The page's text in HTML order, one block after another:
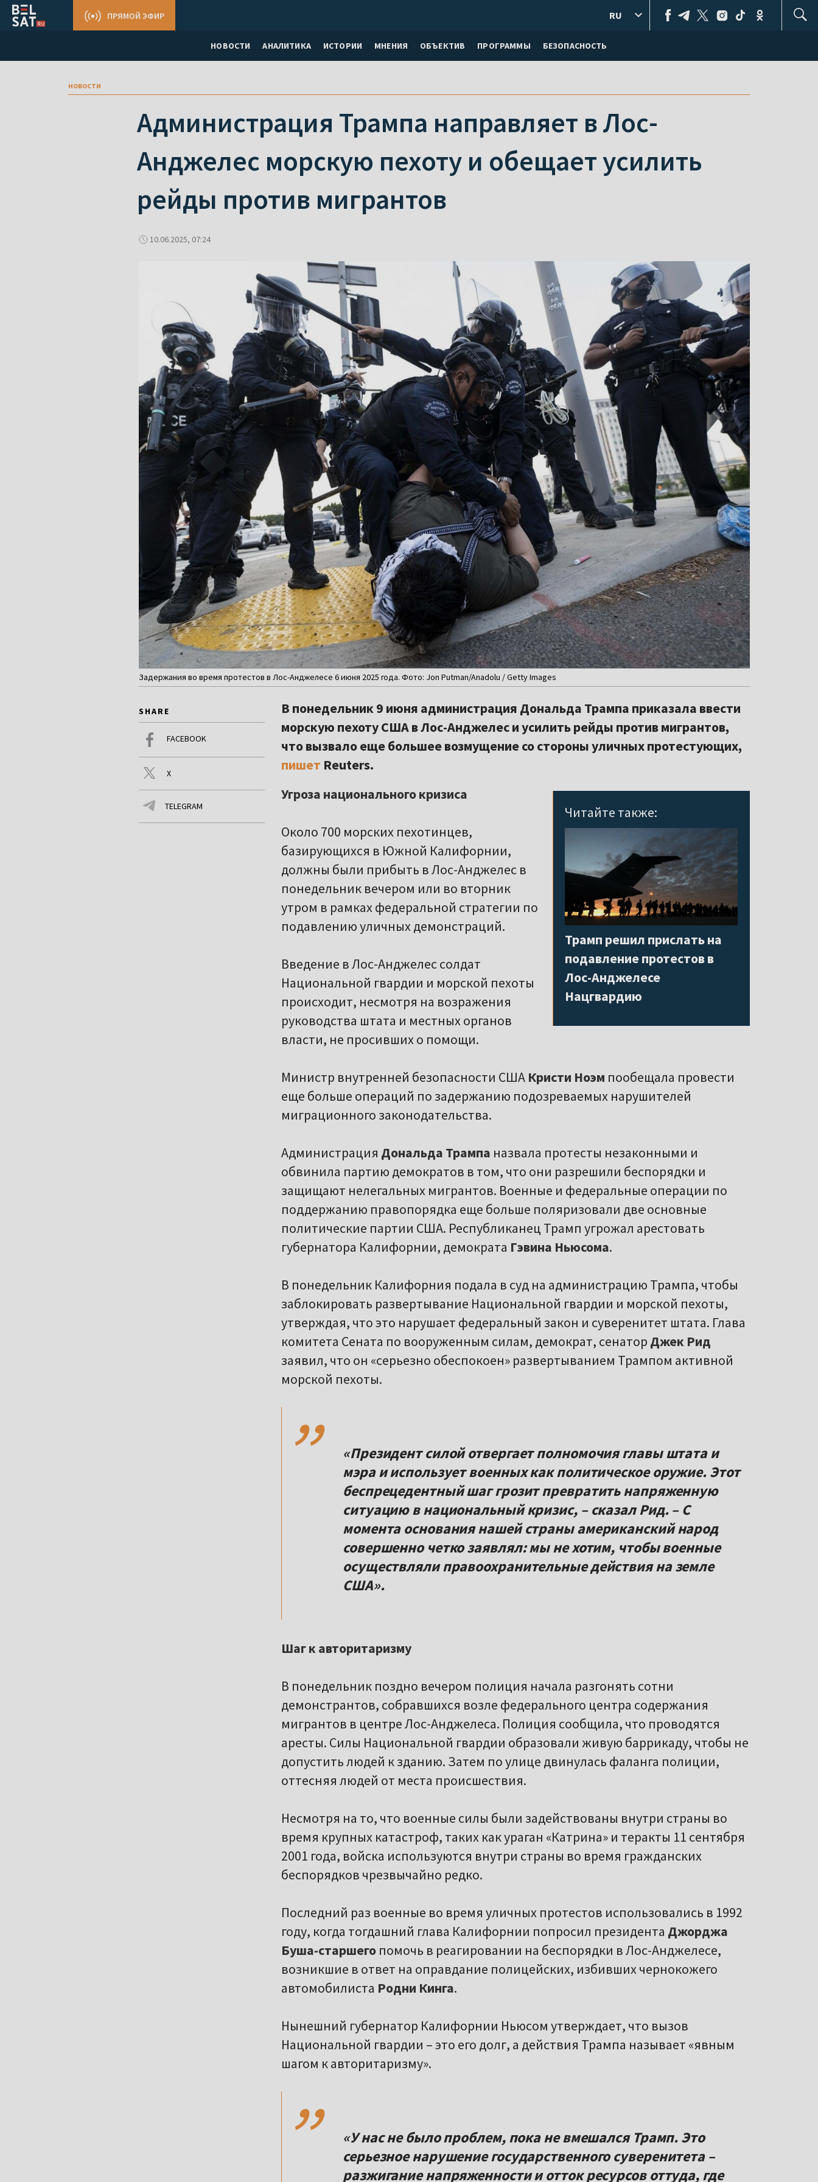
НОВОСТИ АНАЛИТИКА ИСТОРИИ МНЕНИЯ ОБЪЕКТИВ ПРОГРАММЫ БЕЗОПАСНОСТЬ
ПРЯМОЙ ЭФИР RU
новости
Администрация Трампа направляет в Лос-
Анджелес морскую пехоту и обещает усилить
рейды против мигрантов
10.06.2025, 07:24
Задержания во время протестов в Лос-Анджелесе 6 июня 2025 года. Фото: Jon Putman/Anadolu / Getty Images
SHARE
FACEBOOK
X
TELEGRAM
В понедельник 9 июня администрация Дональда Трампа приказала ввести
морскую пехоту США в Лос-Анджелес и усилить рейды против мигрантов,
что вызвало еще большее возмущение со стороны уличных протестующих,
пишет Reuters.
Читайте также:
Трамп решил прислать на
подавление протестов в
Лос-Анджелесе
Нацгвардию
Угроза национального кризиса
Около 700 морских пехотинцев,
базирующихся в Южной Калифорнии,
должны были прибыть в Лос-Анджелес в
понедельник вечером или во вторник
утром в рамках федеральной стратегии по
подавлению уличных демонстраций.
Введение в Лос-Анджелес солдат
Национальной гвардии и морской пехоты
происходит, несмотря на возражения
руководства штата и местных органов
власти, не просивших о помощи.
Министр внутренней безопасности США Кристи Ноэм пообещала провести
еще больше операций по задержанию подозреваемых нарушителей
миграционного законодательства.
Администрация Дональда Трампа назвала протесты незаконными и
обвинила партию демократов в том, что они разрешили беспорядки и
защищают нелегальных мигрантов. Военные и федеральные операции по
поддержанию правопорядка еще больше поляризовали две основные
политические партии США. Республиканец Трамп угрожал арестовать
губернатора Калифорнии, демократа Гэвина Ньюсома.
В понедельник Калифорния подала в суд на администрацию Трампа, чтобы
заблокировать развертывание Национальной гвардии и морской пехоты,
утверждая, что это нарушает федеральный закон и суверенитет штата. Глава
комитета Сената по вооруженным силам, демократ, сенатор Джек Рид
заявил, что он «серьезно обеспокоен» развертыванием Трампом активной
морской пехоты.
,,
«Президент силой отвергает полномочия главы штата и
мэра и использует военных как политическое оружие. Этот
беспрецедентный шаг грозит превратить напряженную
ситуацию в национальный кризис, – сказал Рид. – С
момента основания нашей страны американский народ
совершенно четко заявлял: мы не хотим, чтобы военные
осуществляли правоохранительные действия на земле
США».
Шаг к авторитаризму
В понедельник поздно вечером полиция начала разгонять сотни
демонстрантов, собравшихся возле федерального центра содержания
мигрантов в центре Лос-Анджелеса. Полиция сообщила, что проводятся
аресты. Силы Национальной гвардии образовали живую баррикаду, чтобы не
допустить людей к зданию. Затем по улице двинулась фаланга полиции,
оттесняя людей от места происшествия.
Несмотря на то, что военные силы были задействованы внутри страны во
время крупных катастроф, таких как ураган «Катрина» и теракты 11 сентября
2001 года, войска используются внутри страны во время гражданских
беспорядков чрезвычайно редко.
Последний раз военные во время уличных протестов использовались в 1992
году, когда тогдашний глава Калифорнии попросил президента Джорджа
Буша-старшего помочь в реагировании на беспорядки в Лос-Анджелесе,
возникшие в ответ на оправдание полицейских, избивших чернокожего
автомобилиста Родни Кинга.
Нынешний губернатор Калифорнии Ньюсом утверждает, что вызов
Национальной гвардии – это его долг, а действия Трампа называет «явным
шагом к авторитаризму».
,,
«У нас не было проблем, пока не вмешался Трамп. Это
серьезное нарушение государственного суверенитета –
разжигание напряженности и отток ресурсов оттуда, где